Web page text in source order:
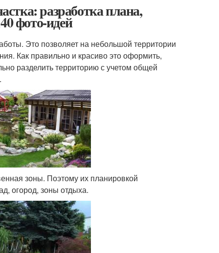
разработка плана,
фото-идей
Это позволяет на небольшой территории
Как правильно и красиво это оформить,
разделить территорию с учетом общей
зоны. Поэтому их планировкой
огород, зоны отдыха.